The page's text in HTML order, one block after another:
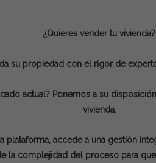
¿Quieres vender tu vivienda?
su propiedad con el rigor de
actual? Ponemos a su
vivienda.
accede a una gestión
la complejidad del proceso para